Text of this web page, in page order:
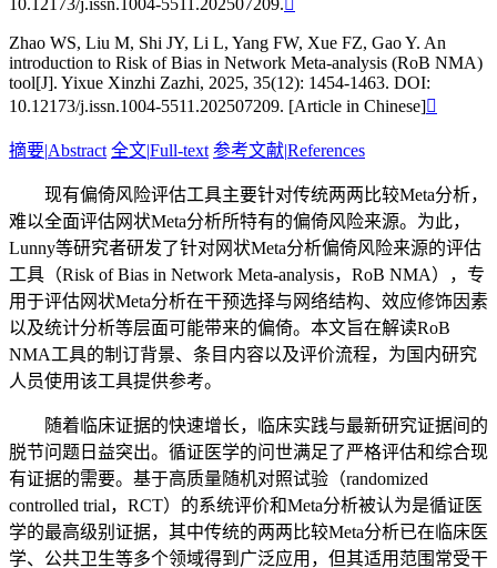
10.12173/j.issn.1004-5511.202507209.
Zhao WS, Liu M, Shi JY, Li L, Yang FW, Xue FZ, Gao Y. An
introduction to Risk of Bias in Network Meta-analysis (RoB NMA)
tool[J]. Yixue Xinzhi Zazhi, 2025, 35(12): 1454-1463. DOI:
10.12173/j.issn.1004-5511.202507209. [Article in Chinese]
摘要|Abstract 全文|Full-text 参考文献|References
现有偏倚风险评估工具主要针对传统两两比较Meta分析，
难以全面评估网状Meta分析所特有的偏倚风险来源。为此，
Lunny等研究者研发了针对网状Meta分析偏倚风险来源的评估
工具（Risk of Bias in Network Meta-analysis，RoB NMA），专
用于评估网状Meta分析在干预选择与网络结构、效应修饰因素
以及统计分析等层面可能带来的偏倚。本文旨在解读RoB
NMA工具的制订背景、条目内容以及评价流程，为国内研究
人员使用该工具提供参考。
随着临床证据的快速增长，临床实践与最新研究证据间的
脱节问题日益突出。循证医学的问世满足了严格评估和综合现
有证据的需要。基于高质量随机对照试验（randomized
controlled trial，RCT）的系统评价和Meta分析被认为是循证医
学的最高级别证据，其中传统的两两比较Meta分析已在临床医
学、公共卫生等多个领域得到广泛应用，但其适用范围常受干